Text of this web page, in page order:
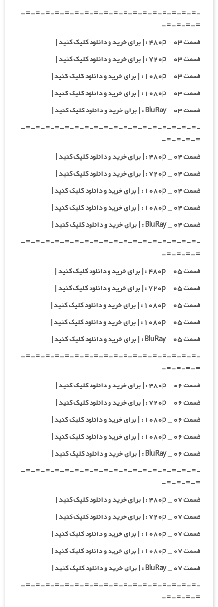
-=-=-=-=-=-=-=-=-=-=-=-=-=-=-=-=-=-=-
=-=-=-=-
قسمت ۰۳ _ ۴۸۰p : | برای خرید و دانلود کلیک کنید |
قسمت ۰۳ _ ۷۲۰p : | برای خرید و دانلود کلیک کنید |
قسمت ۰۳ _ ۱۰۸۰p : | برای خرید و دانلود کلیک کنید |
قسمت ۰۳ _ ۱۰۸۰p : | برای خرید و دانلود کلیک کنید |
قسمت ۰۳ _ BluRay : | برای خرید و دانلود کلیک کنید |
-=-=-=-=-=-=-=-=-=-=-=-=-=-=-=-=-=-=-
=-=-=-=-
قسمت ۰۴ _ ۴۸۰p : | برای خرید و دانلود کلیک کنید |
قسمت ۰۴ _ ۷۲۰p : | برای خرید و دانلود کلیک کنید |
قسمت ۰۴ _ ۱۰۸۰p : | برای خرید و دانلود کلیک کنید |
قسمت ۰۴ _ ۱۰۸۰p : | برای خرید و دانلود کلیک کنید |
قسمت ۰۴ _ BluRay : | برای خرید و دانلود کلیک کنید |
-=-=-=-=-=-=-=-=-=-=-=-=-=-=-=-=-=-=-
=-=-=-=-
قسمت ۰۵ _ ۴۸۰p : | برای خرید و دانلود کلیک کنید |
قسمت ۰۵ _ ۷۲۰p : | برای خرید و دانلود کلیک کنید |
قسمت ۰۵ _ ۱۰۸۰p : | برای خرید و دانلود کلیک کنید |
قسمت ۰۵ _ ۱۰۸۰p : | برای خرید و دانلود کلیک کنید |
قسمت ۰۵ _ BluRay : | برای خرید و دانلود کلیک کنید |
-=-=-=-=-=-=-=-=-=-=-=-=-=-=-=-=-=-=-
=-=-=-=-
قسمت ۰۶ _ ۴۸۰p : | برای خرید و دانلود کلیک کنید |
قسمت ۰۶ _ ۷۲۰p : | برای خرید و دانلود کلیک کنید |
قسمت ۰۶ _ ۱۰۸۰p : | برای خرید و دانلود کلیک کنید |
قسمت ۰۶ _ ۱۰۸۰p : | برای خرید و دانلود کلیک کنید |
قسمت ۰۶ _ BluRay : | برای خرید و دانلود کلیک کنید |
-=-=-=-=-=-=-=-=-=-=-=-=-=-=-=-=-=-=-
=-=-=-=-
قسمت ۰۷ _ ۴۸۰p : | برای خرید و دانلود کلیک کنید |
قسمت ۰۷ _ ۷۲۰p : | برای خرید و دانلود کلیک کنید |
قسمت ۰۷ _ ۱۰۸۰p : | برای خرید و دانلود کلیک کنید |
قسمت ۰۷ _ ۱۰۸۰p : | برای خرید و دانلود کلیک کنید |
قسمت ۰۷ _ BluRay : | برای خرید و دانلود کلیک کنید |
-=-=-=-=-=-=-=-=-=-=-=-=-=-=-=-=-=-=-
=-=-=-=-